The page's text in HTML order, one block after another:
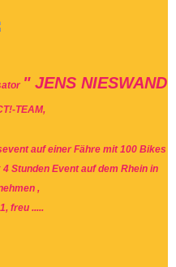
" JENS NIESWAND
TEAM,
auf einer Fähre mit 100 Bikes
Stunden Event auf dem Rhein in
,
freu .....